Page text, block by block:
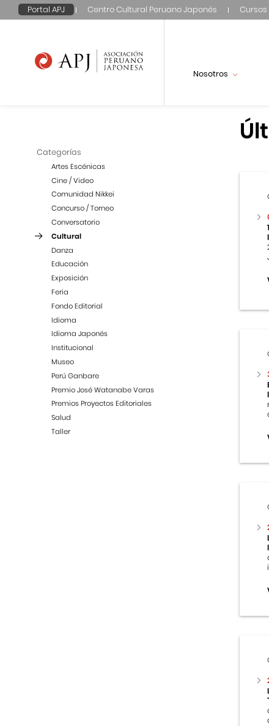
Portal APJ Centro Cultural Peruano Japonés Cursos
Nosotros
Categorías
Artes Escénicas
Cine / Video
Comunidad Nikkei
Concurso / Torneo
Conversatorio
Cultural
Danza
Educación
Exposición
Feria
Fondo Editorial
Idioma
Idioma Japonés
Institucional
Museo
Perú Ganbare
Premio José Watanabe Varas
Premios Proyectos Editoriales
Salud
Taller